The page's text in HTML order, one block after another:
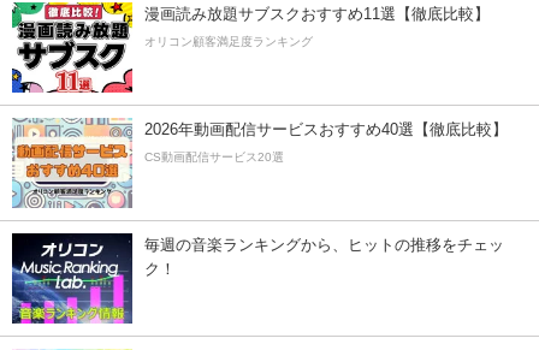
漫画読み放題サブスクおすすめ11選【徹底比較】
オリコン顧客満足度ランキング
2026年動画配信サービスおすすめ40選【徹底比較】
CS動画配信サービス20選
毎週の音楽ランキングから、ヒットの推移をチェッ
ク！